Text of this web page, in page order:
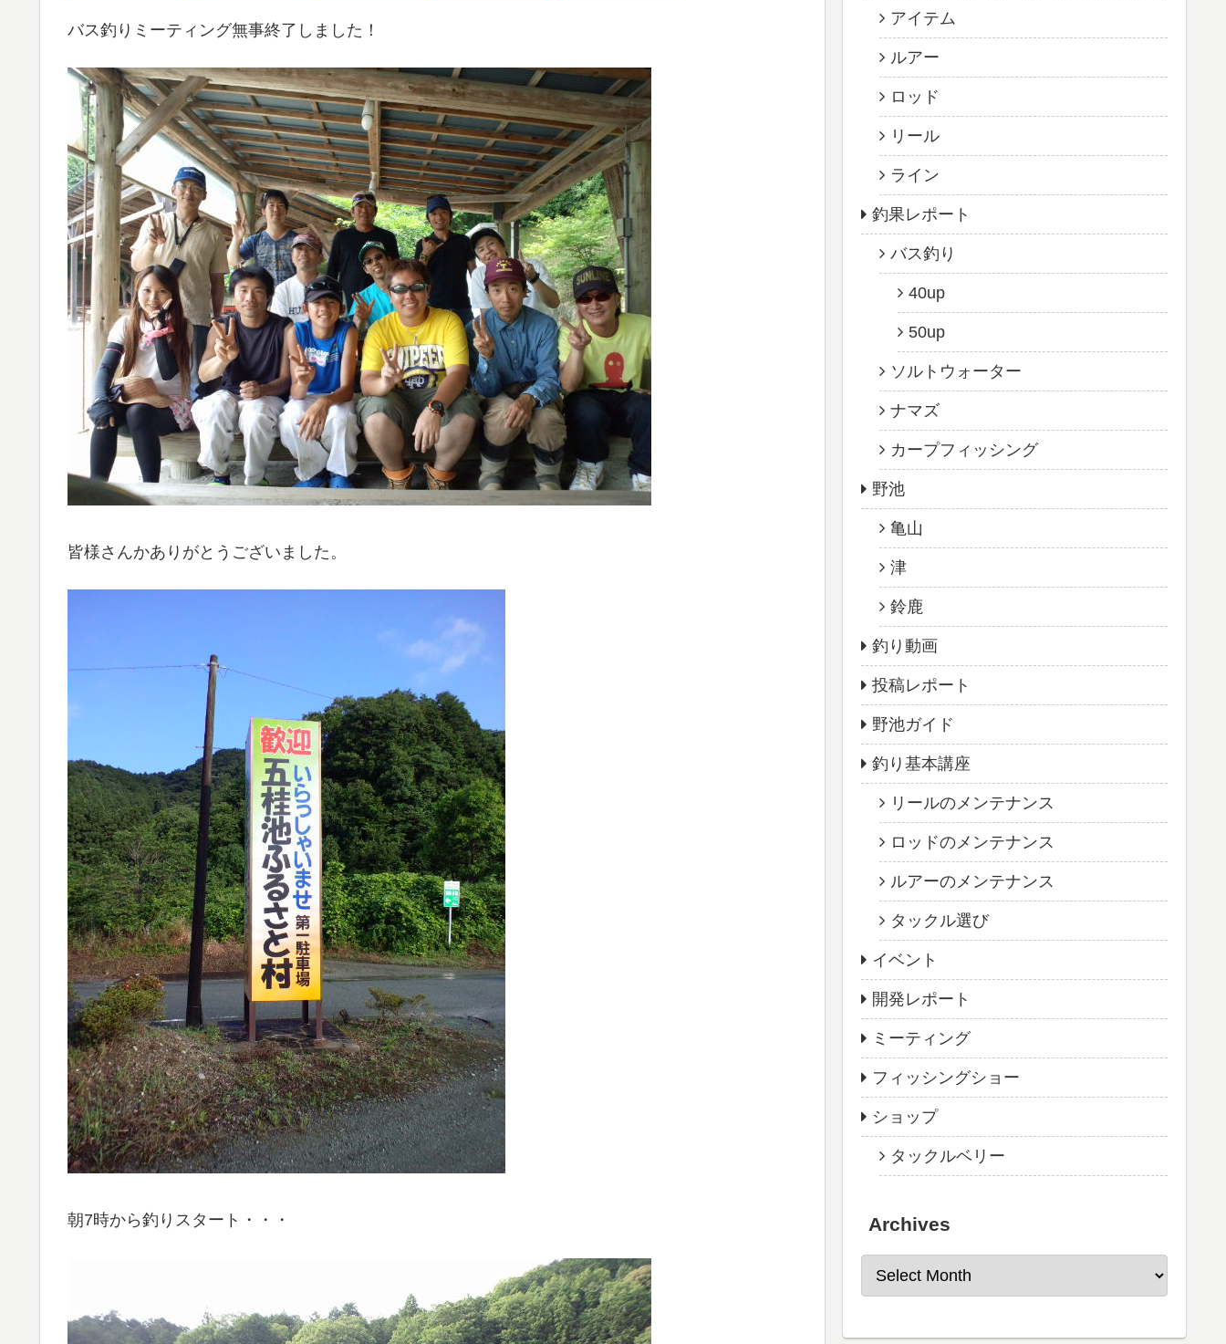
バス釣りミーティング無事終了しました！
皆様さんかありがとうございました。
朝7時から釣りスタート・・・
アイテム
ルアー
ロッド
リール
ライン
釣果レポート
バス釣り
40up
50up
ソルトウォーター
ナマズ
カープフィッシング
野池
亀山
津
鈴鹿
釣り動画
投稿レポート
野池ガイド
釣り基本講座
リールのメンテナンス
ロッドのメンテナンス
ルアーのメンテナンス
タックル選び
イベント
開発レポート
ミーティング
フィッシングショー
ショップ
タックルベリー
Archives